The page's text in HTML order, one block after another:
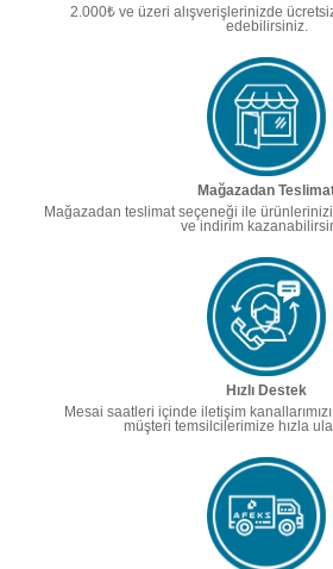
2.000₺ ve üzeri alışverişlerinizde
edebilirsiniz.
Mağazadan
Mağazadan teslimat seçeneği ile
ve indirim
Hızlı Destek
Mesai saatleri içinde iletişim
müşteri temsilcilerimize hızla